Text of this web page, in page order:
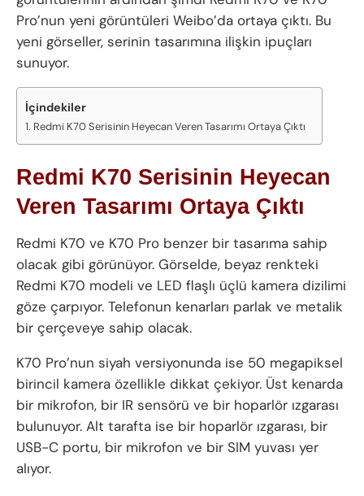
Pro’nun yeni görüntüleri Weibo’da ortaya çıktı. Bu
yeni görseller, serinin tasarımına ilişkin ipuçları
sunuyor.
İçindekiler
Redmi K70 Serisinin Heyecan Veren Tasarımı Ortaya Çıktı
Redmi K70 Serisinin Heyecan
Veren Tasarımı Ortaya Çıktı
Redmi K70 ve K70 Pro benzer bir tasarıma sahip
olacak gibi görünüyor. Görselde, beyaz renkteki
Redmi K70 modeli ve LED flaşlı üçlü kamera dizilimi
göze çarpıyor. Telefonun kenarları parlak ve metalik
bir çerçeveye sahip olacak.
K70 Pro’nun siyah versiyonunda ise 50 megapiksel
birincil kamera özellikle dikkat çekiyor. Üst kenarda
bir mikrofon, bir IR sensörü ve bir hoparlör ızgarası
bulunuyor. Alt tarafta ise bir hoparlör ızgarası, bir
USB-C portu, bir mikrofon ve bir SIM yuvası yer
alıyor.